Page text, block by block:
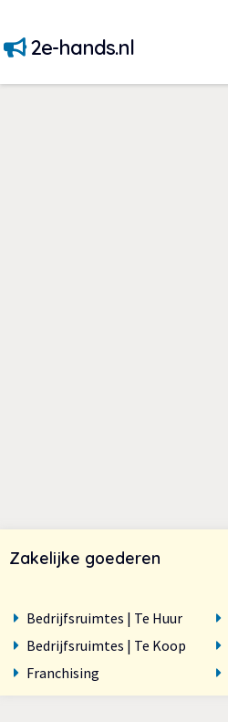
2e-hands.nl
Zakelijke goederen
Bedrijfsruimtes | Te Huur
Bedrijfsruimtes | Te Koop
Franchising